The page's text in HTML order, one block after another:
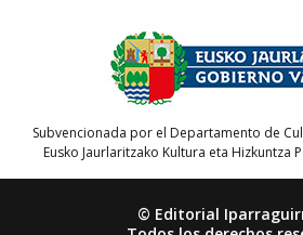
Subvencionada por el Departamento de
Eusko Jaurlaritzako Kultura eta Hizkuntza
© Editorial